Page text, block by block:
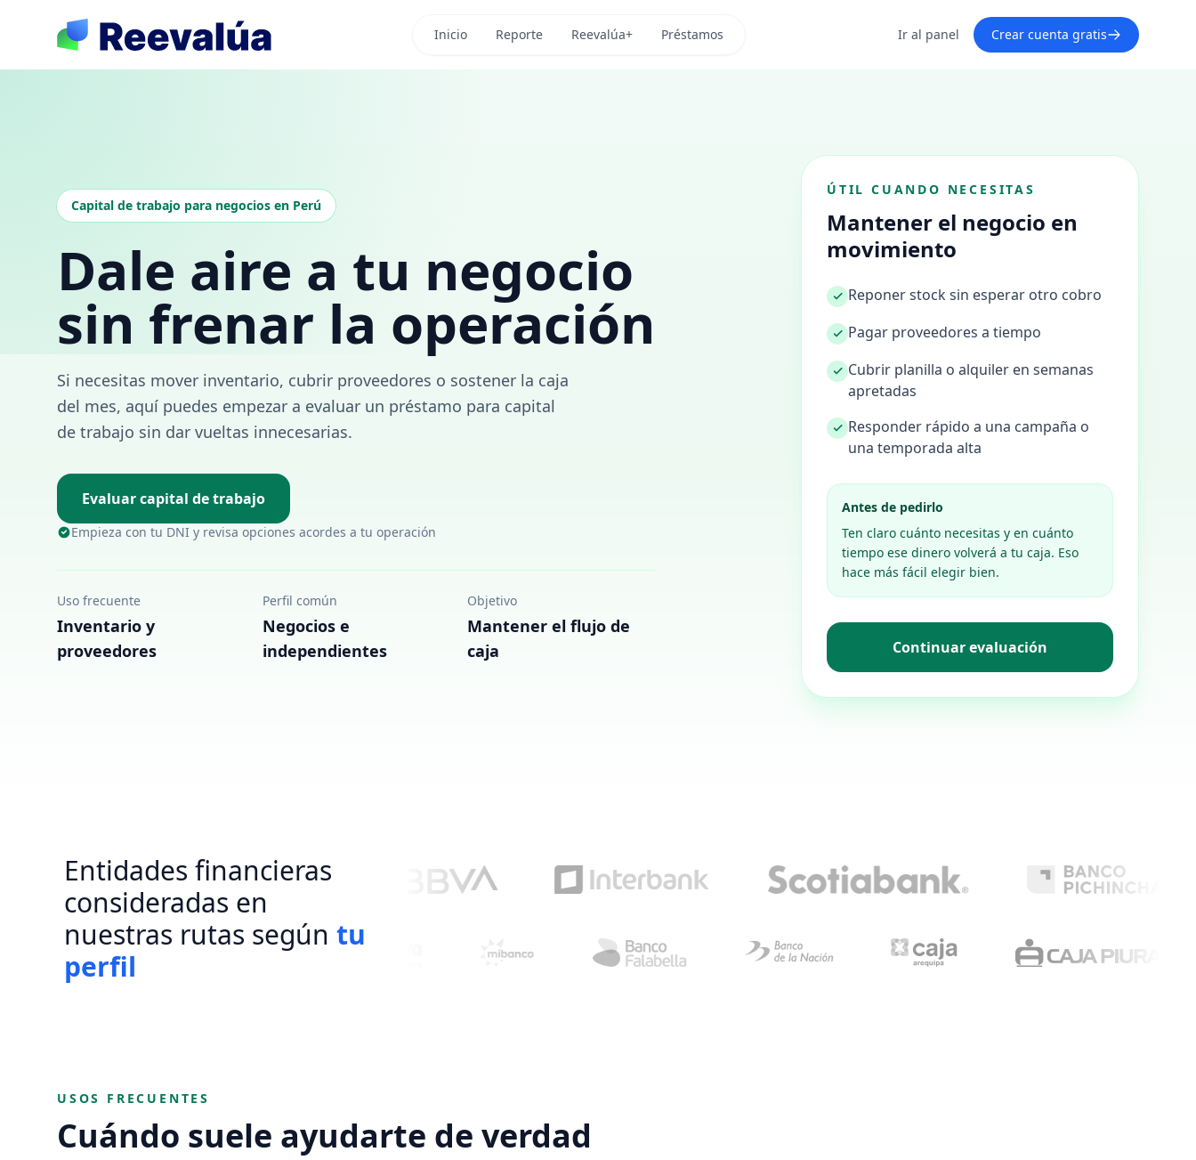
Inicio Reporte Reevalúa+ Préstamos Ir al panel Crear cuenta gratis
Capital de trabajo para negocios en Perú
Dale aire a tu negocio
sin frenar la operación
Si necesitas mover inventario, cubrir proveedores o sostener la caja
del mes, aquí puedes empezar a evaluar un préstamo para capital
de trabajo sin dar vueltas innecesarias.
Evaluar capital de trabajo
Empieza con tu DNI y revisa opciones acordes a tu operación
Uso frecuente
Inventario y
proveedores
Perfil común
Negocios e
independientes
Objetivo
Mantener el flujo de
caja
ÚTIL CUANDO NECESITAS
Mantener el negocio en
movimiento
Reponer stock sin esperar otro cobro
Pagar proveedores a tiempo
Cubrir planilla o alquiler en semanas
apretadas
Responder rápido a una campaña o
una temporada alta
Antes de pedirlo
Ten claro cuánto necesitas y en cuánto
tiempo ese dinero volverá a tu caja. Eso
hace más fácil elegir bien.
Continuar evaluación
Entidades financieras
consideradas en
nuestras rutas según tu
perfil
USOS FRECUENTES
Cuándo suele ayudarte de verdad